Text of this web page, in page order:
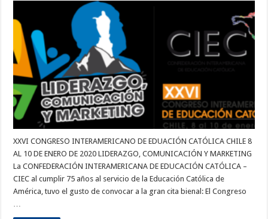
XXVI CONGRESO INTERAMERICANO DE EDUACIÓN CATÓLICA CHILE 8
AL 10 DE ENERO DE 2020 LIDERAZGO, COMUNICACIÓN Y MARKETING
La CONFEDERACIÓN INTERAMERICANA DE EDUCACIÓN CATÓLICA –
CIEC al cumplir 75 años al servicio de la Educación Católica de
América, tuvo el gusto de convocar a la gran cita bienal: El Congreso